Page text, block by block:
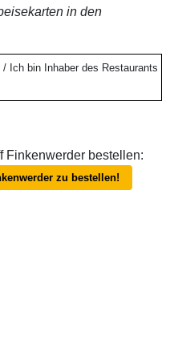
in den
Ich bin Inhaber des Restaurants
Finkenwerder bestellen:
zu bestellen!